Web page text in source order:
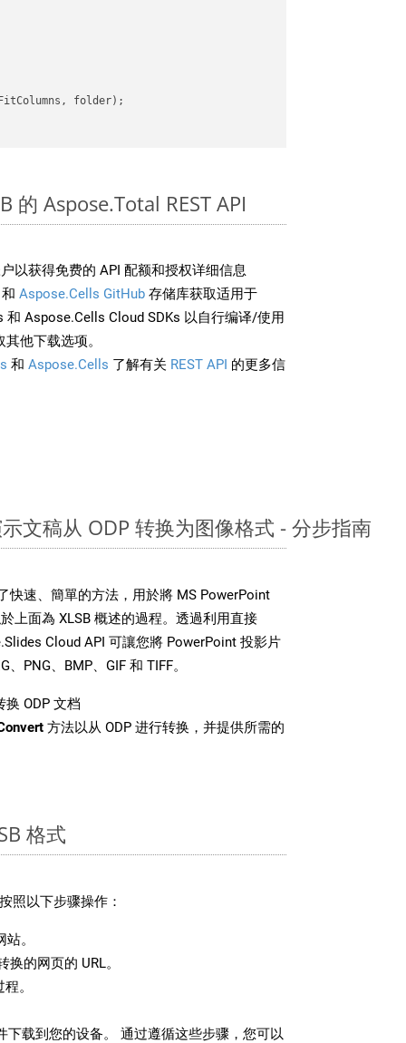
folder);
的 Aspose.Total REST API
以获得免费的 API 配额和授权详细信息
和 Aspose.Cells GitHub 存储库获取适用于
和 Aspose.Cells Cloud SDKs 以自行编译/使用
其他下载选项。
和 Aspose.Cells 了解有关 REST API 的更多信
文稿从 ODP 转换为图像格式 - 分步指南
快速、簡單的方法，用於將 MS PowerPoint
上面為 XLSB 概述的過程。透過利用直接
Cloud API 可讓您將 PowerPoint 投影片
PNG、BMP、GIF 和 TIFF。
换 ODP 文档
方法以从 ODP 进行转换，并提供所需的
格式
照以下步骤操作：
站。
的网页的 URL。
。
下载到您的设备。 通过遵循这些步骤，您可以